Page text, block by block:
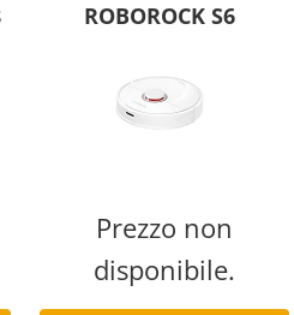
ROBOROCK S6
Prezzo non
disponibile.